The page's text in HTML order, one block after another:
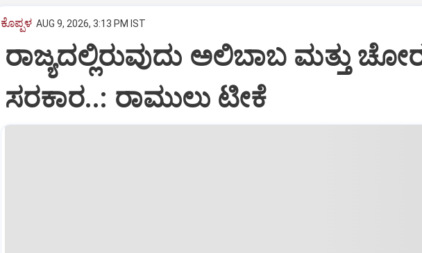
ಕೊಪ್ಪಳ AUG 9, 2026, 3:13 PM IST
ರಾಜ್ಯದಲ್ಲಿರುವುದು ಅಲಿಬಾಬ ಮತ್ತು
ಸರಕಾರ..: ರಾಮುಲು ಟೀಕೆ